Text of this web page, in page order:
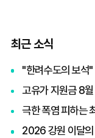
최근 소식
"한려수도의 보석" 경남 통영
고유가 지원금 8
극한 폭염 피하는 최고의 방
2026 강원 이달의 추천 여행지